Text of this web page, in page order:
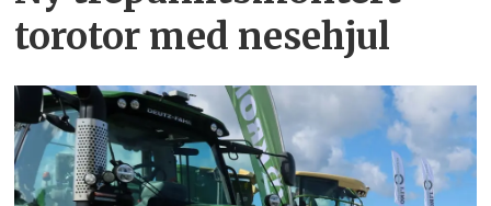
torotor med nesehjul